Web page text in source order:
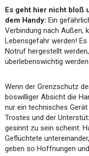
Es geht hier nicht bloß
dem Handy: Ein
Verbindung nach Außen,
Lebensgefahr werden!
Notruf hergestellt
überlebenswichtig
Wenn der Grenzschutz
böswilliger Absicht die
nur ein technisches
Trostes und der
gesinnt zu sein scheint.
Geflüchtete
geben so Hoffnungen